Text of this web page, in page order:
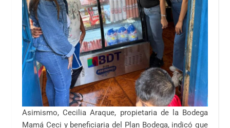
Asimismo, Cecilia Araque, propietaria de la Bodega
Mamá Ceci y beneficiaria del Plan Bodega, indicó que